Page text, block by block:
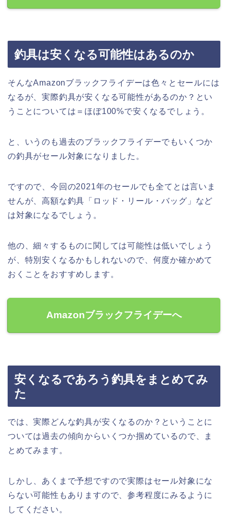
釣具は安くなる可能性はあるのか
そんなAmazonブラックフライデーは色々とセールには
なるが、実際釣具が安くなる可能性があるのか？とい
うことについては＝ほぼ100%で安くなるでしょう。
と、いうのも過去のブラックフライデーでもいくつか
の釣具がセール対象になりました。
ですので、今回の2021年のセールでも全てとは言いま
せんが、高額な釣具「ロッド・リール・バッグ」など
は対象になるでしょう。
他の、細々するものに関しては可能性は低いでしょう
が、特別安くなるかもしれないので、何度か確かめて
おくことをおすすめします。
Amazonブラックフライデーへ
安くなるであろう釣具をまとめてみ
た
では、実際どんな釣具が安くなるのか？ということに
ついては過去の傾向からいくつか掴めているので、ま
とめてみます。
しかし、あくまで予想ですので実際はセール対象にな
らない可能性もありますので、参考程度にみるように
してください。